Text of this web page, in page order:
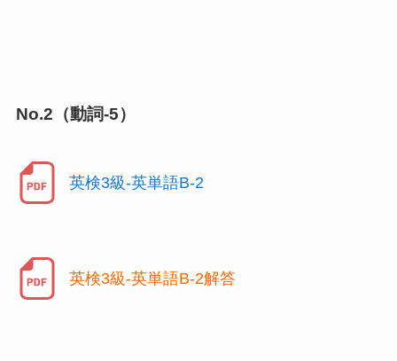
No.2（動詞-5）
英検3級-英単語B-2
英検3級-英単語B-2解答